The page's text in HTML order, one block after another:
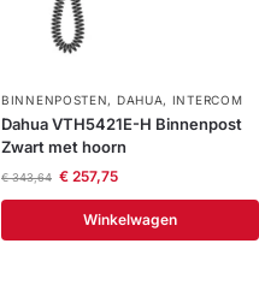
BINNENPOSTEN, DAHUA, INTERCOM
Dahua VTH5421E-H Binnenpost
Zwart met hoorn
€343,64 €257,75
Winkelwagen